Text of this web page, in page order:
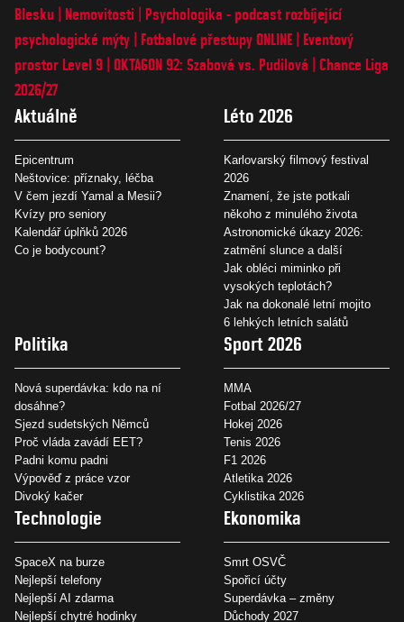
Blesku
Nemovitosti
Psychologika - podcast rozbíjející
psychologické mýty
Fotbalové přestupy ONLINE
Eventový
prostor Level 9 OKTAGON 92: Szabová vs. Pudilová
Chance Liga
2026/27
Aktuálně
Epicentrum
Neštovice: příznaky, léčba
V čem jezdí Yamal a Mesii?
Kvízy pro seniory
Kalendář úplňků 2026
Co je bodycount?
Léto 2026
Karlovarský filmový festival
2026
Znamení, že jste potkali
někoho z minulého života
Astronomické úkazy 2026:
zatmění slunce a další
Jak obléci miminko při
vysokých teplotách?
Jak na dokonalé letní mojito
6 lehkých letních salátů
Politika
Nová superdávka: kdo na ní
dosáhne?
Sjezd sudetských Němců
Proč vláda zavádí EET?
Padni komu padni
Výpověď z práce vzor
Divoký kačer
Sport 2026
MMA
Fotbal 2026/27
Hokej 2026
Tenis 2026
F1 2026
Atletika 2026
Cyklistika 2026
Technologie
SpaceX na burze
Nejlepší telefony
Nejlepší AI zdarma
Nejlepší chytré hodinky
Ekonomika
Smrt OSVČ
Spořicí účty
Superdávka – změny
Důchody 2027